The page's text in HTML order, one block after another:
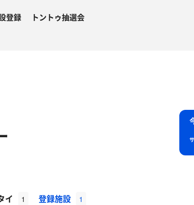
登録 トントゥ抽選会
イ 1 登録施設 1